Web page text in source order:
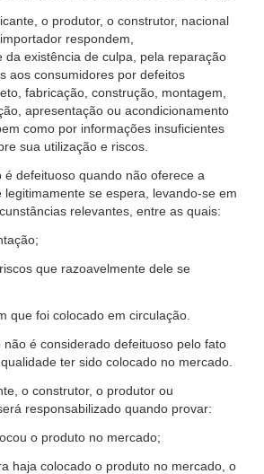
o produtor, o construtor, nacional
respondem,
da existência de culpa, pela reparação
aos consumidores por defeitos
fabricação, construção, montagem,
apresentação ou acondicionamento
como por informações insuficientes
sua utilização e riscos.
é defeituoso quando não oferece a
legitimamente se espera, levando-se em
relevantes, entre as quais:
que razoavelmente dele se
que foi colocado em circulação.
não é considerado defeituoso pelo fato
ter sido colocado no mercado.
o construtor, o produtor ou
responsabilizado quando provar:
o produto no mercado;
haja colocado o produto no mercado, o